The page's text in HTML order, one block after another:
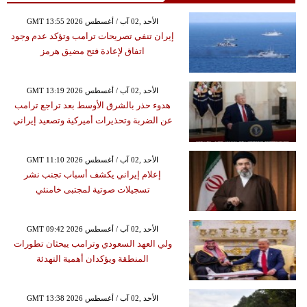
GMT 13:55 2026 الأحد ,02 آب / أغسطس
إيران تنفي تصريحات ترامب وتؤكد عدم وجود
اتفاق لإعادة فتح مضيق هرمز
GMT 13:19 2026 الأحد ,02 آب / أغسطس
هدوء حذر بالشرق الأوسط بعد تراجع ترامب
عن الضربة وتحذيرات أميركية وتصعيد إيراني
GMT 11:10 2026 الأحد ,02 آب / أغسطس
إعلام إيراني يكشف أسباب تجنب نشر
تسجيلات صوتية لمجتبى خامنئي
GMT 09:42 2026 الأحد ,02 آب / أغسطس
ولي العهد السعودي وترامب يبحثان تطورات
المنطقة ويؤكدان أهمية التهدئة
GMT 13:38 2026 الأحد ,02 آب / أغسطس